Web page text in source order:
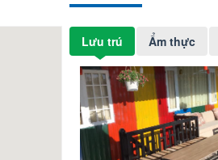
Lưu trú Ẩm thực